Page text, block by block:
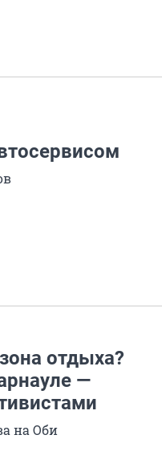
отдыха?
—
на Оби